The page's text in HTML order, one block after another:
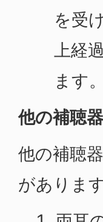
を受
上経
ます。
他の補聴
他の補聴
があります